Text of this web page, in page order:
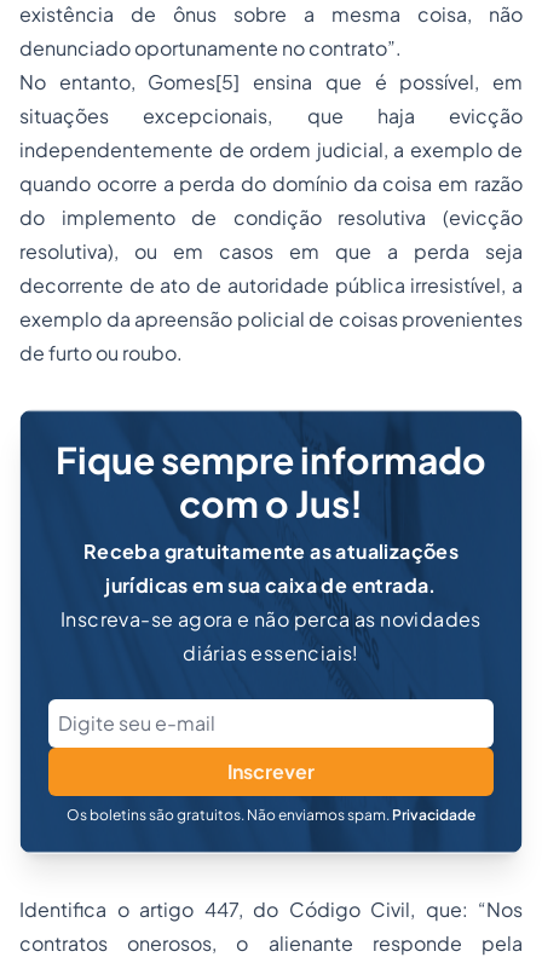
existência de ônus sobre a mesma coisa, não
denunciado oportunamente no contrato”.
No entanto, Gomes[5] ensina que é possível, em
situações excepcionais, que haja evicção
independentemente de ordem judicial, a exemplo de
quando ocorre a perda do domínio da coisa em razão
do implemento de condição resolutiva (evicção
resolutiva), ou em casos em que a perda seja
decorrente de ato de autoridade pública irresistível, a
exemplo da apreensão policial de coisas provenientes
de furto ou roubo.
Fique sempre informado
com o Jus!
Receba gratuitamente as atualizações
jurídicas em sua caixa de entrada.
Inscreva-se agora e não perca as novidades
diárias essenciais!
Inscrever
Os boletins são gratuitos. Não enviamos spam. Privacidade
Identifica o artigo 447, do Código Civil, que: “Nos
contratos onerosos, o alienante responde pela